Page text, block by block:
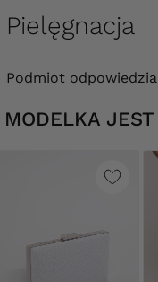
Pielęgnacja
Podmiot
MODELKA